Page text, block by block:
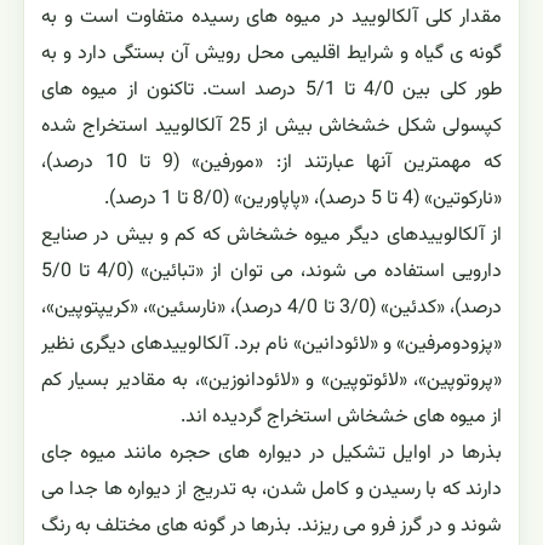
مقدار کلی آلکالویید در میوه های رسیده متفاوت است و به
گونه ی گیاه و شرایط اقلیمی محل رویش آن بستگی دارد و به
طور کلی بین 4/0 تا 5/1 درصد است. تاکنون از میوه های
کپسولی شکل خشخاش بیش از 25 آلکالویید استخراج شده
که مهمترین آنها عبارتند از: «مورفین» (9 تا 10 درصد)،
«نارکوتین» (4 تا 5 درصد)، «پاپاورین» (8/0 تا 1 درصد).
از آلکالوییدهای دیگر میوه خشخاش که کم و بیش در صنایع
دارویی استفاده می شوند، می توان از «تبائین» (4/0 تا 5/0
درصد)، «کدئین» (3/0 تا 4/0 درصد)، «نارسئین»، «کریپتوپین»،
«پزودومرفین» و «لائودانین» نام برد. آلکالوییدهای دیگری نظیر
«پروتوپین»، «لائوتوپین» و «لائودانوزین»، به مقادیر بسیار کم
از میوه های خشخاش استخراج گردیده اند.
بذرها در اوایل تشکیل در دیواره های حجره مانند میوه جای
دارند که با رسیدن و کامل شدن، به تدریج از دیواره ها جدا می
شوند و در گرز فرو می ریزند. بذرها در گونه های مختلف به رنگ